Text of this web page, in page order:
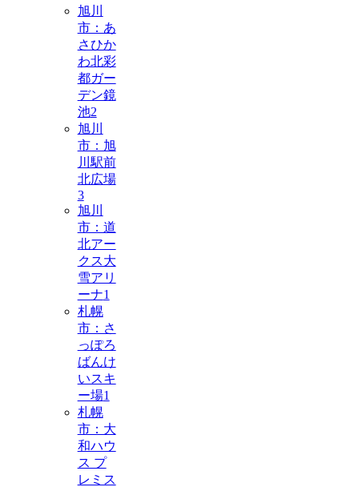
旭川
市：あ
さひか
わ北彩
都ガー
デン鏡
池2
旭川
市：旭
川駅前
北広場
3
旭川
市：道
北アー
クス大
雪アリ
ーナ1
札幌
市：さ
っぽろ
ばんけ
いスキ
ー場1
札幌
市：大
和ハウ
ス プ
レミス